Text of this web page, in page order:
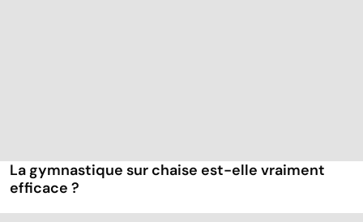
La gymnastique sur chaise est-elle vraiment
efficace ?